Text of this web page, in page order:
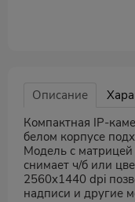
Описание
Компактная IP-
белом корпусе
Модель с
снимает ч/б или
2560x1440 dpi
надписи и другие